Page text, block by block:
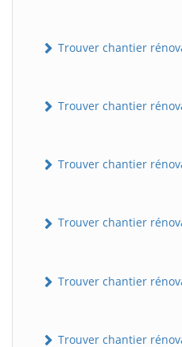
Trouver chantier
Trouver chantier
Trouver chantier
Trouver chantier
Trouver chantier
Trouver chantier